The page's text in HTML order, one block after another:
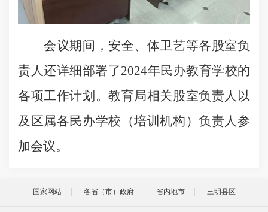
会议期间，安全、体卫艺等各股室负
责人还详细部署了2024年民办教育学校的
各项工作计划。教育局相关股室负责人以
及区属各民办学校（培训机构）负责人参
加会议。
国家网站 各省（市）政府 省内地市 三明县区